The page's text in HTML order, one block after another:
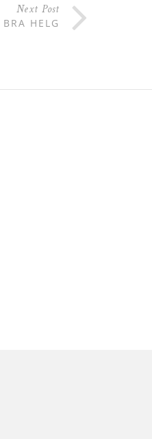
Next Post
BRA HELG